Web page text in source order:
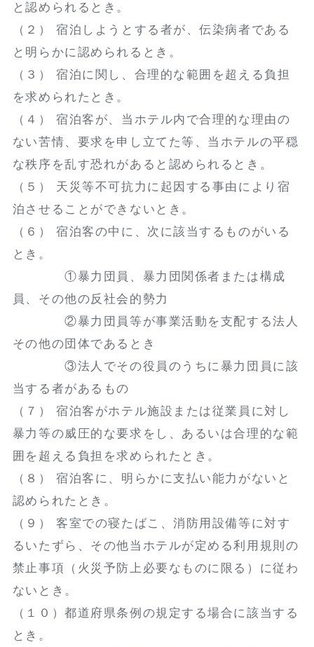
と認められるとき。
（２） 宿泊しようとする者が、伝染病者である
と明らかに認められるとき。
（３） 宿泊に関し、合理的な範囲を超える負担
を求められたとき。
（４） 宿泊客が、当ホテル内で合理的な理由の
ない苦情、要求を申し立てた等、当ホテルの平穏
な秩序を乱す恐れがあると認められるとき。
（５） 天災等不可抗力に起因する事由により宿
泊させることができないとき。
（６） 宿泊客の中に、次に該当するものがいる
とき。
①暴力団員、暴力団関係者または構成
員、その他の反社会的勢力
②暴力団員等が事業活動を支配する法人
その他の団体であるとき
③法人でその役員のうちに暴力団員に該
当する者があるもの
（７） 宿泊客がホテル施設または従業員に対し
暴力等の威圧的な要求をし、あるいは合理的な範
囲を超える負担を求められたとき。
（８） 宿泊客に、明らかに支払い能力がないと
認められたとき。
（９） 客室での寝たばこ、消防用設備等に対す
るいたずら、その他当ホテルが定める利用規則の
禁止事項（火災予防上必要なものに限る）に従わ
ないとき。
（１０）都道府県条例の規定する場合に該当する
とき。